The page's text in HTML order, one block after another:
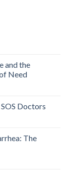
and the
Need
Doctors
The